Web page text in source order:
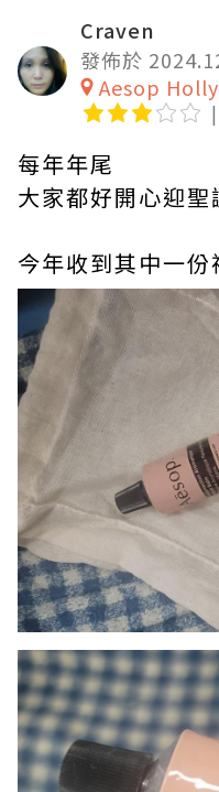
Craven
發佈於
Aesop
每年年尾
大家都好開心迎聖
今年收到其中一份